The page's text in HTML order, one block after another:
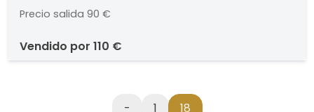
Precio salida 90 €
vendido por 110 €
- 1 18